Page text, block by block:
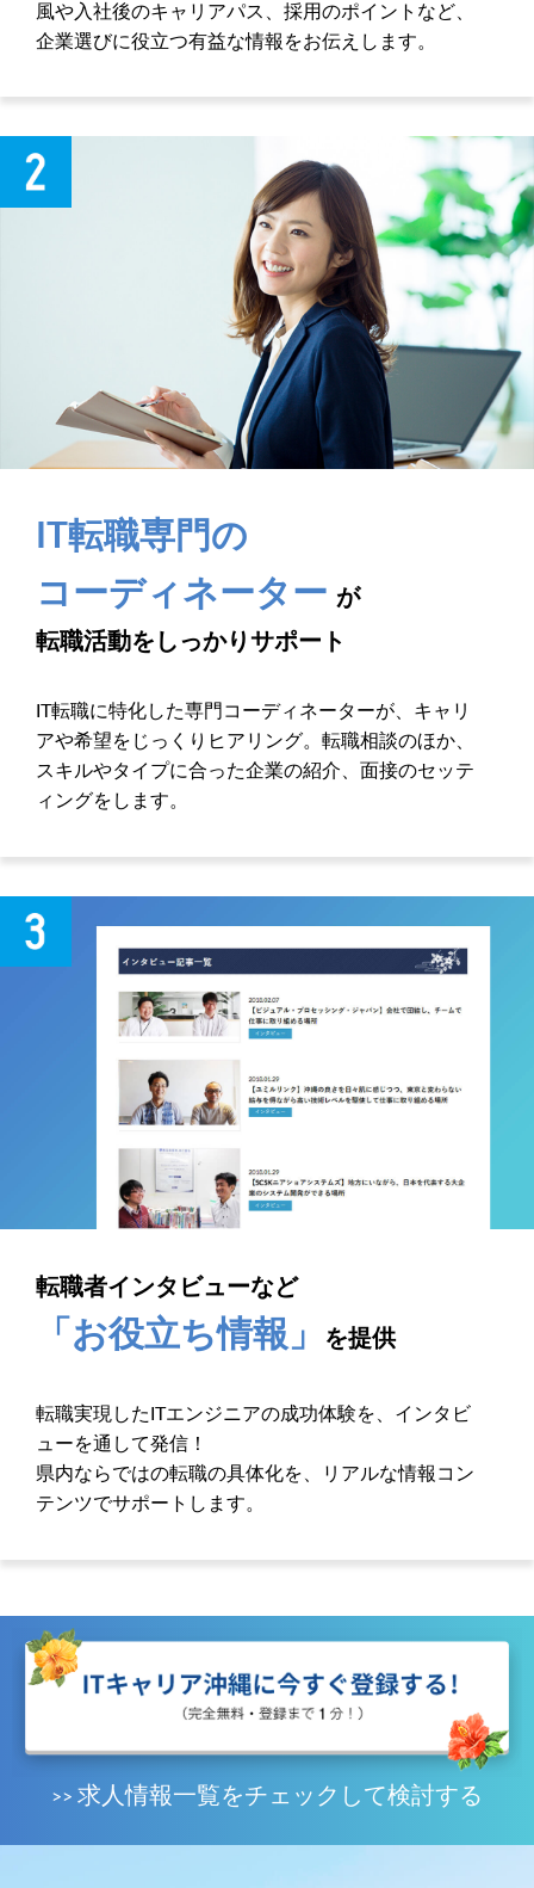
風や入社後のキャリアパス、採用のポイントなど、
企業選びに役立つ有益な情報をお伝えします。
IT転職専門の
コーディネーター が
転職活動をしっかりサポート
IT転職に特化した専門コーディネーターが、キャリ
アや希望をじっくりヒアリング。転職相談のほか、
スキルやタイプに合った企業の紹介、面接のセッテ
ィングをします。
転職者インタビューなど
「お役立ち情報」 を提供
転職実現したITエンジニアの成功体験を、インタビ
ューを通して発信！
県内ならではの転職の具体化を、リアルな情報コン
テンツでサポートします。
>> 求人情報一覧をチェックして検討する